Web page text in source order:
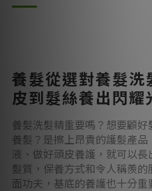
十萬根頭髮有八成處於生長期
髮，多半是屬脫落期。
脫落期的頭髮什麼時候掉落呢
在我們頻繁接觸頭皮的
養髮從選對養髮洗
皮到髮絲養出閃耀
養髮洗髮精重要嗎？想要顧
養髮？是擦上昂貴的護髮產
液、做好頭皮養護，就可以
髮質，保養方式和令人稱羨
面功夫，基底的養護也十分